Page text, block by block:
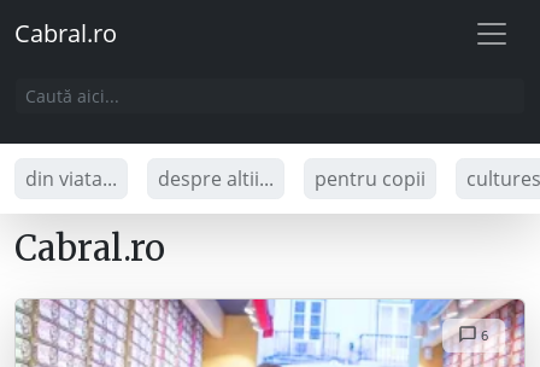
Cabral.ro
din viata... despre altii... pentru copii
Cabral.ro
6